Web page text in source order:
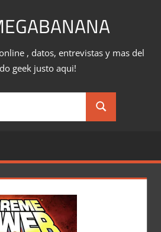
, datos, entrevistas y mas del
geek justo aqui!
Buscar